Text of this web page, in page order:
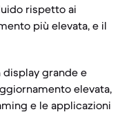
rispetto ai
più elevata, e il
grande e
elevata,
e le applicazioni